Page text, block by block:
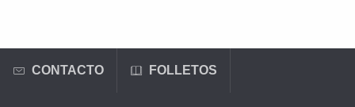
CONTACTO FOLLETOS